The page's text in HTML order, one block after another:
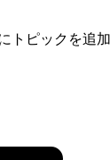
トピックを追